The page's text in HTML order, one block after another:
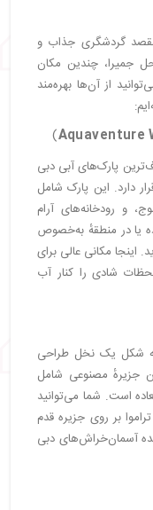
گردشگری جذاب و
جمیرا، چندین مکان
از آن‌ها بهره‌مند
Aquaventure
)
پارک‌های آبی دبی
دارد. این پارک شامل
و رودخانه‌های آرام
یا در منطقهٔ به‌خصوص
اینجا مکانی عالی برای
شادی را کنار آب
به شکل یک نخل طراحی
جزیرهٔ مصنوعی شامل
است. شما می‌توانید
بر روی جزیره قدم
آسمان‌خراش‌های دبی